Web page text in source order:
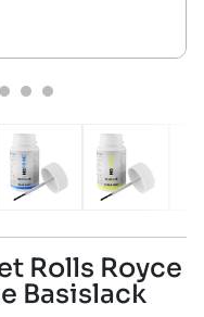
Rolls Royce
Basislack